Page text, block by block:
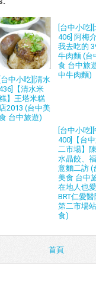
[台中小吃][清水
【清水米
】王塔米糕
店2013 (台中美
台中旅遊)
[台中小吃
406] 阿梅
我去吃的
牛肉麵 (台
食 台中旅
中牛肉麵)
[台中小吃
400]【台
二市場】
水晶餃、
意麵二訪 (
美食 台中
在地人也
BRT仁愛
第二市場
食)
首頁